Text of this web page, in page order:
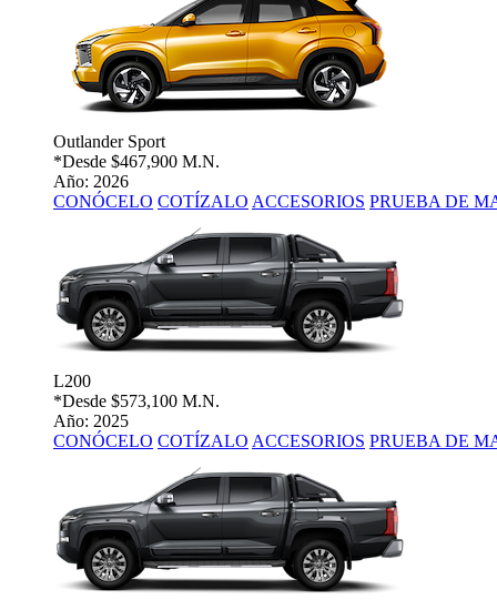
Outlander Sport
*Desde $467,900 M.N.
Año: 2026
CONÓCELO COTÍZALO ACCESORIOS PRUEBA DE
L200
*Desde $573,100 M.N.
Año: 2025
CONÓCELO COTÍZALO ACCESORIOS PRUEBA DE